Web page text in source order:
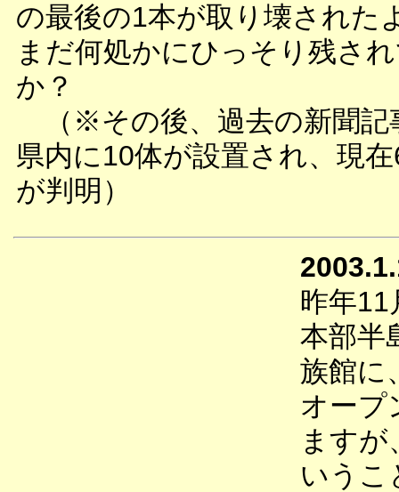
の最後の1本が取り壊された
まだ何処かにひっそり残さ
か？
（※その後、過去の新聞記
県内に10体が設置され、現
が判明）
昨年
本部半
族館に
オープ
ます
いうこ